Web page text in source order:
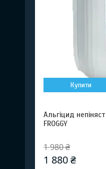
Купити
Альгіцид
FROGGY
1 980 ₴
1 880 ₴